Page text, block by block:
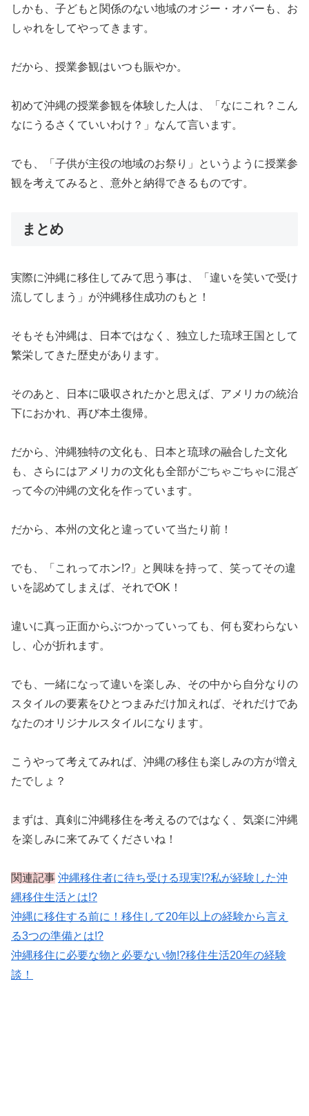
しかも、子どもと関係のない地域のオジー・オバーも、お
しゃれをしてやってきます。
だから、授業参観はいつも賑やか。
初めて沖縄の授業参観を体験した人は、「なにこれ？こん
なにうるさくていいわけ？」なんて言います。
でも、「子供が主役の地域のお祭り」というように授業参
観を考えてみると、意外と納得できるものです。
まとめ
実際に沖縄に移住してみて思う事は、「違いを笑いで受け
流してしまう」が沖縄移住成功のもと！
そもそも沖縄は、日本ではなく、独立した琉球王国として
繁栄してきた歴史があります。
そのあと、日本に吸収されたかと思えば、アメリカの統治
下におかれ、再び本土復帰。
だから、沖縄独特の文化も、日本と琉球の融合した文化
も、さらにはアメリカの文化も全部がごちゃごちゃに混ざ
って今の沖縄の文化を作っています。
だから、本州の文化と違っていて当たり前！
でも、「これってホン!?」と興味を持って、笑ってその違
いを認めてしまえば、それでOK！
違いに真っ正面からぶつかっていっても、何も変わらない
し、心が折れます。
でも、一緒になって違いを楽しみ、その中から自分なりの
スタイルの要素をひとつまみだけ加えれば、それだけであ
なたのオリジナルスタイルになります。
こうやって考えてみれば、沖縄の移住も楽しみの方が増え
たでしょ？
まずは、真剣に沖縄移住を考えるのではなく、気楽に沖縄
を楽しみに来てみてくださいね！
関連記事 沖縄移住者に待ち受ける現実!?私が経験した沖
縄移住生活とは!?
沖縄に移住する前に！移住して20年以上の経験から言え
る3つの準備とは!?
沖縄移住に必要な物と必要ない物!?移住生活20年の経験
談！